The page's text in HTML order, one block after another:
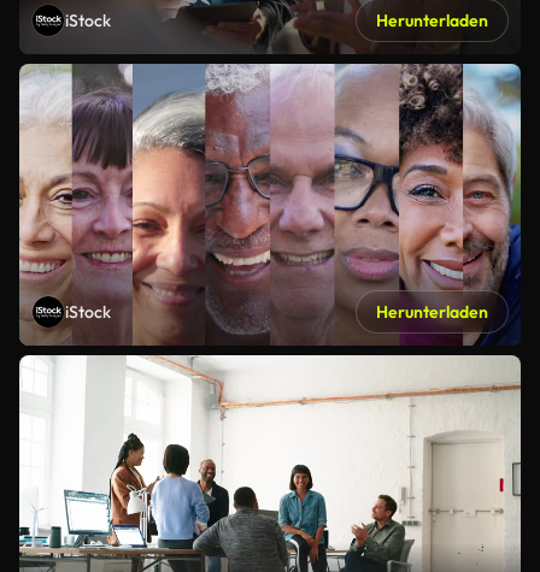
iStock Herunterladen
iStock Herunterladen